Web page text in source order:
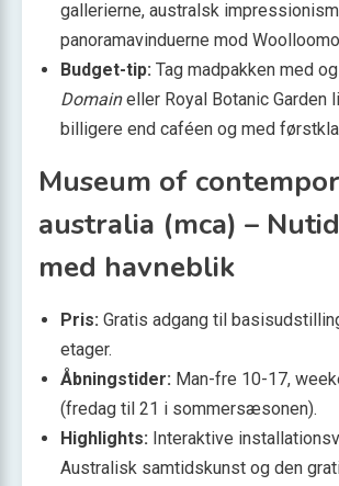
gallerierne, australsk
panoramavinduerne mod
Budget-tip: Tag madpakken med
Domaineller Royal Botanic Garden
billigere end caféen og med
Museum of
australia (mca) –
med havneblik
Pris: Gratis adgang til
etager.
Åbningstider: Man-fre 10-17,
(fredag til 21 i sommersæsonen).
Highlights: Interaktive
Australisk samtidskunst og den